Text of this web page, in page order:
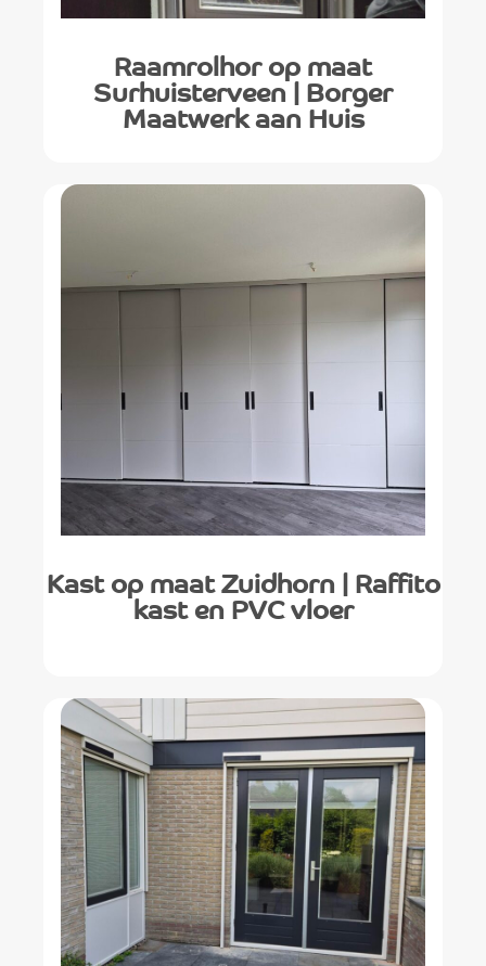
Raamrolhor op maat
Surhuisterveen | Borger
Maatwerk aan Huis
Kast op maat Zuidhorn | Raffito
kast en PVC vloer